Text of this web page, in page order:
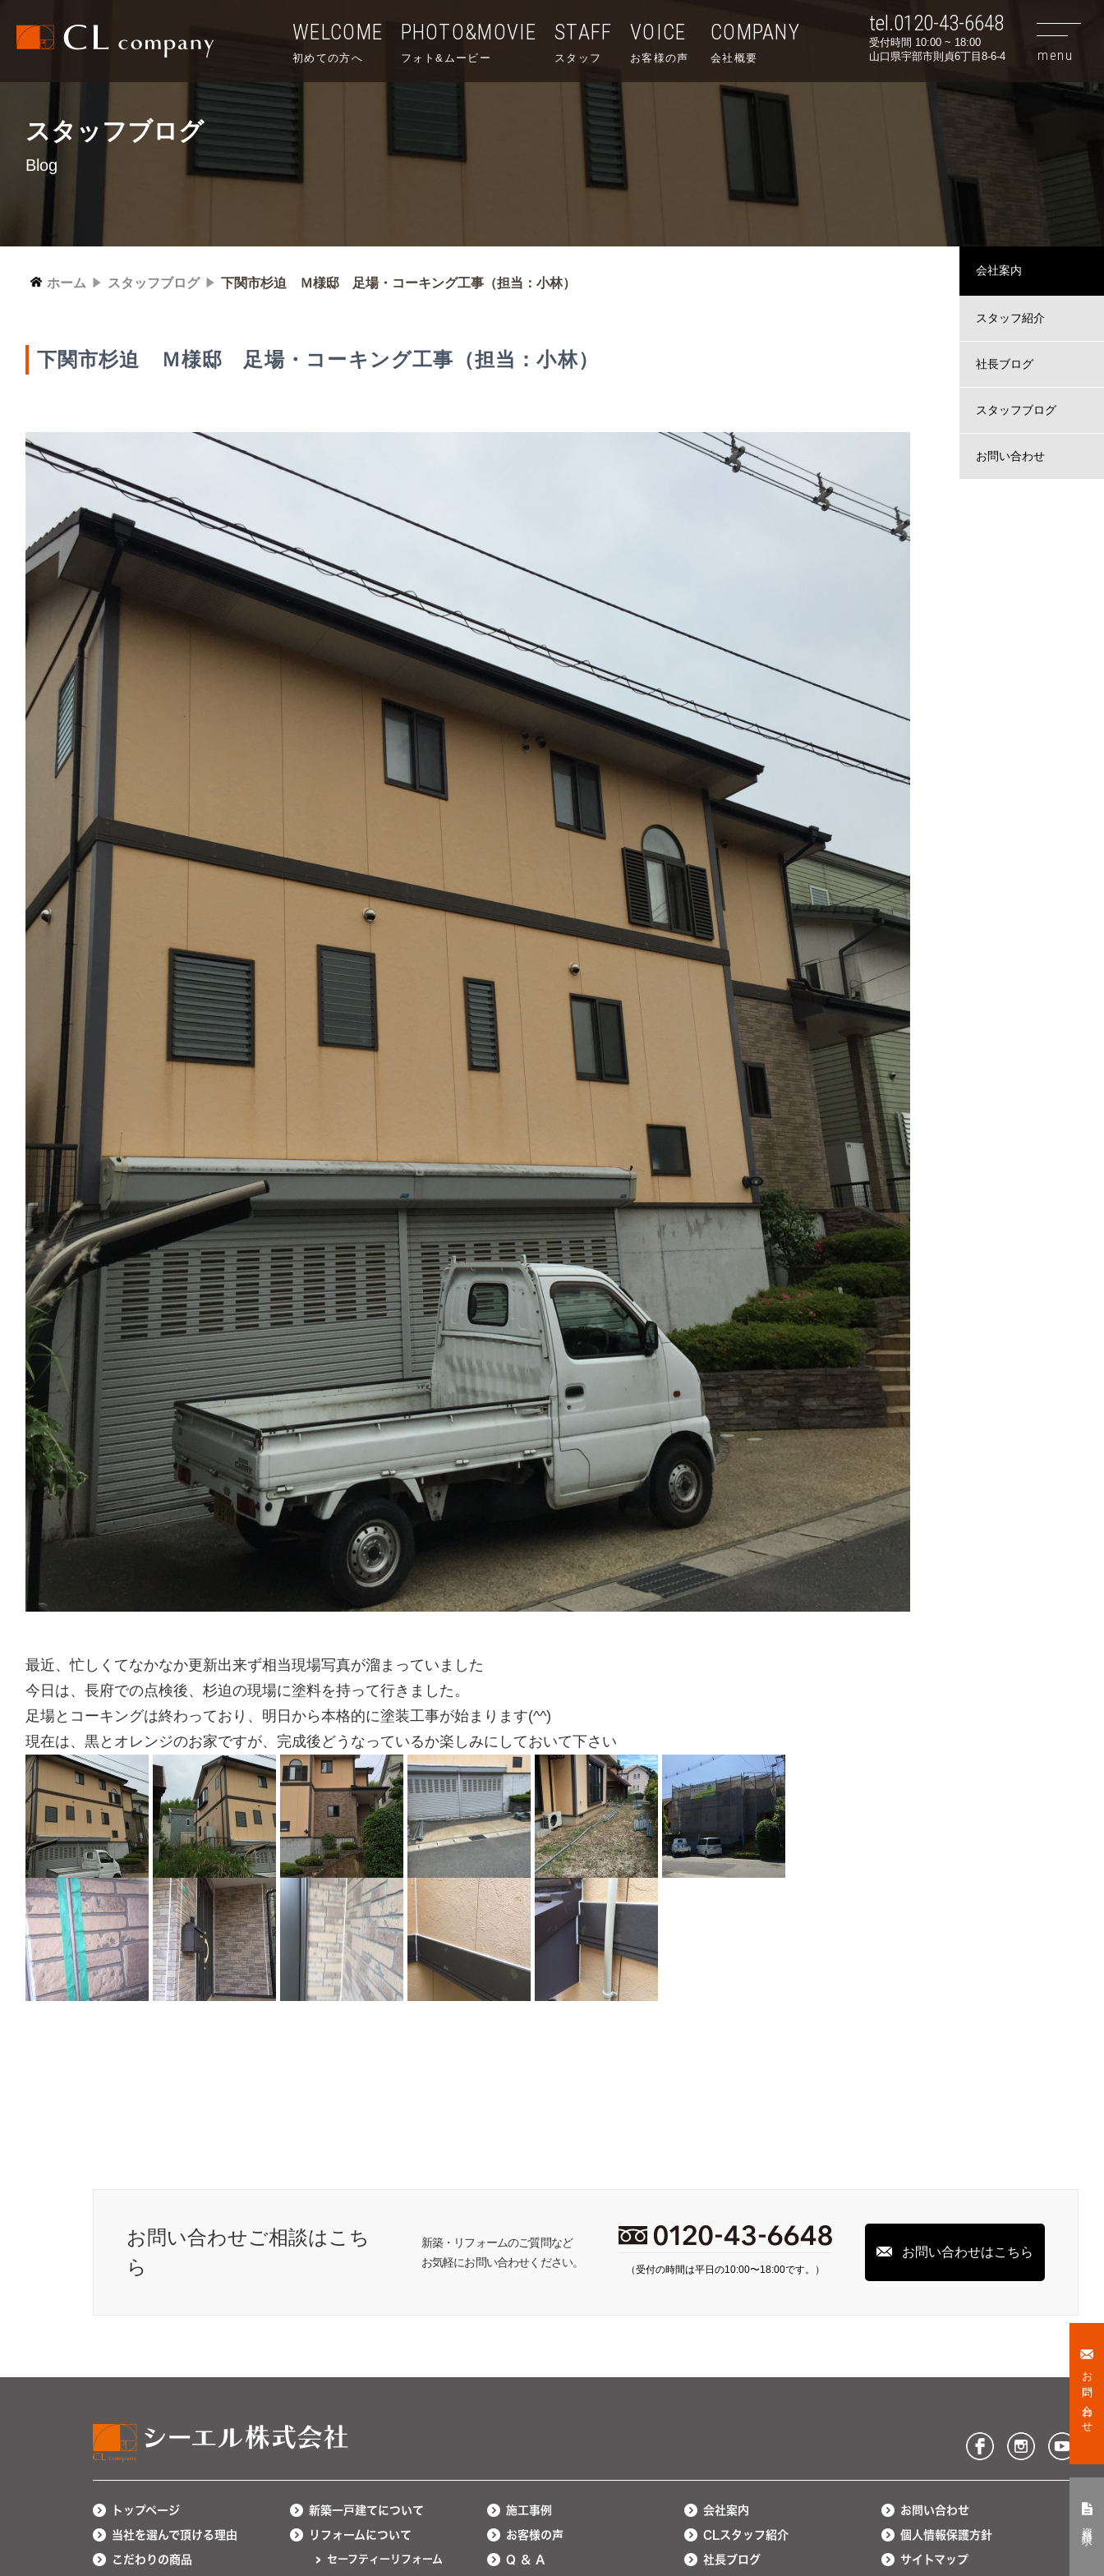
WELCOME
初めての方へ
PHOTO&MOVIE
フォト&ムービー
STAFF
スタッフ
VOICE
お客様の声
COMPANY
会社概要
tel.0120-43-6648
受付時間 10:00 ~ 18:00
山口県宇部市則貞6丁目8-6-4
スタッフブログ
Blog
ホーム スタッフブログ 下関市杉迫 Ｍ様邸 足場・コーキング工事（担当：小林）
下関市杉迫 Ｍ様邸 足場・コーキング工事（担当：小林）
最近、忙しくてなかなか更新出来ず相当現場写真が溜まっていました
今日は、長府での点検後、杉迫の現場に塗料を持って行きました。
足場とコーキングは終わっており、明日から本格的に塗装工事が始まります(^^)
現在は、黒とオレンジのお家ですが、完成後どうなっているか楽しみにしておいて下さい
会社案内
スタッフ紹介
社長ブログ
スタッフブログ
お問い合わせ
お問い合わせご相談はこち
ら
新築・リフォームのご質問など
お気軽にお問い合わせください。
（受付の時間は平日の10:00〜18:00です。）
お問い合わせはこちら
お問い合わせ
トップページ
当社を選んで頂ける理由
こだわりの商品
新築一戸建てについて
リフォームについて
セーフティーリフォーム
施工事例
お客様の声
Q ＆ A
会社案内
CLスタッフ紹介
社長ブログ
お問い合わせ
個人情報保護方針
サイトマップ